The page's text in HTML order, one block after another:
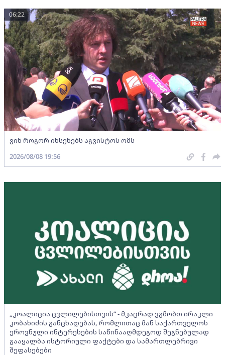
ვინ როგორ იხსენებს აგვისტოს ომს
06:22
2026/08/08 19:56
„კოალიცია ცვლილებისთვის“ - მკაცრად ვგმობთ ირაკლი
კობახიძის განცხადებას, რომლითაც მან საქართველოს
ეროვნული ინტერესების საწინააღმდეგოდ შეგნებულად
გააყალბა ისტორიული ფაქტები და სამართლებრივი
შეფასებები